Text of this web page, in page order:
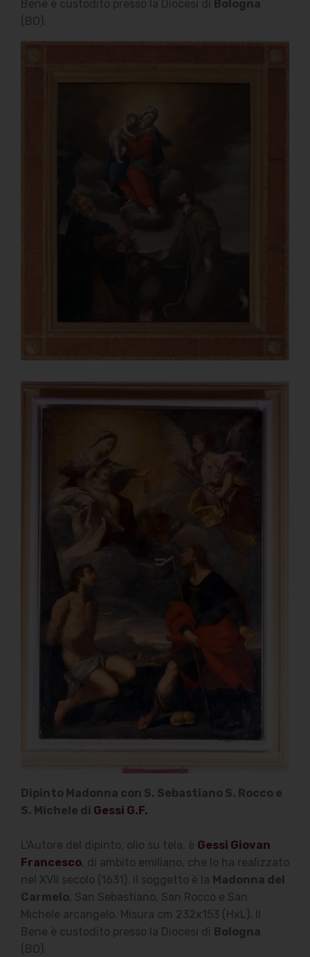
Bene è custodito presso la Diocesi di Bologna
(BO).
Dipinto Madonna con S. Sebastiano S. Rocco e
S. Michele di Gessi G.F.
L'Autore del dipinto, olio su tela, è Gessi Giovan
Francesco, di ambito emiliano, che lo ha realizzato
nel XVII secolo (1631). Il soggetto è la Madonna del
Carmelo, San Sebastiano, San Rocco e San
Michele arcangelo. Misura cm 232x153 (HxL). Il
Bene è custodito presso la Diocesi di Bologna
(BO).